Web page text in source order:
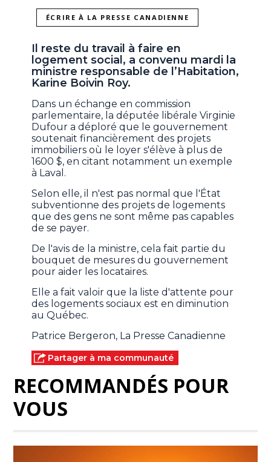
ÉCRIRE À LA PRESSE CANADIENNE
Il reste du travail à faire en
logement social, a convenu mardi la
ministre responsable de l’Habitation,
Karine Boivin Roy.
Dans un échange en commission
parlementaire, la députée libérale Virginie
Dufour a déploré que le gouvernement
soutenait financièrement des projets
immobiliers où le loyer s'élève à plus de
1600 $, en citant notamment un exemple
à Laval.
Selon elle, il n'est pas normal que l'État
subventionne des projets de logements
que des gens ne sont même pas capables
de se payer.
De l'avis de la ministre, cela fait partie du
bouquet de mesures du gouvernement
pour aider les locataires.
Elle a fait valoir que la liste d'attente pour
des logements sociaux est en diminution
au Québec.
Patrice Bergeron, La Presse Canadienne
Partager à ma communauté
RECOMMANDÉS POUR
VOUS